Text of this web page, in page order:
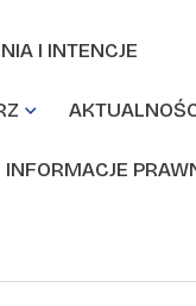
I INTENCJE
INFORMACJE